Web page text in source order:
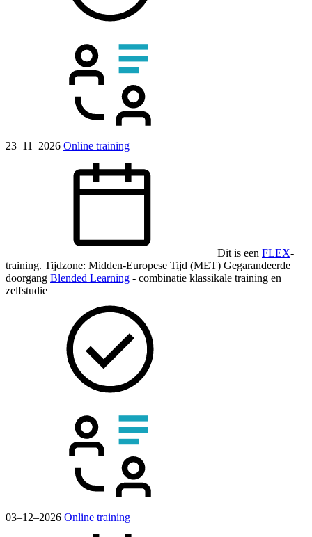
23–11–2026 Online training
Dit is een FLEX-
training. Tijdzone: Midden-Europese Tijd (MET) Gegarandeerde
doorgang Blended Learning - combinatie klassikale training en
zelfstudie
03–12–2026 Online training